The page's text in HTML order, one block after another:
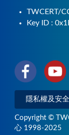
TWCERT/
Key ID :
隱私權及安
Copyright ©
心 1998-2025